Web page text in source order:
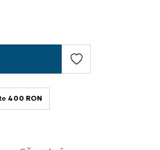
400 RON